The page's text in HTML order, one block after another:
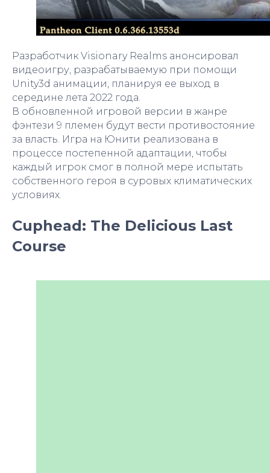
Разработчик Visionary Realms анонсировал
видеоигру, разрабатываемую при помощи
Unity3d анимации, планируя ее выход в
середине лета 2022 года.
В обновленной игровой версии в жанре
фэнтези 9 племен будут вести противостояние
за власть. Игра на Юнити реализована в
процессе постепенной адаптации, чтобы
каждый игрок смог в полной мере испытать
собственного героя в суровых климатических
условиях.
Cuphead: The Delicious Last
Course